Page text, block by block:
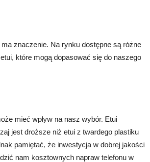
znaczenie. Na rynku dostępne są różne
które mogą dopasować się do naszego
mieć wpływ na nasz wybór. Etui
jest droższe niż etui z twardego plastiku
pamiętać, że inwestycja w dobrej jakości
nam kosztownych napraw telefonu w